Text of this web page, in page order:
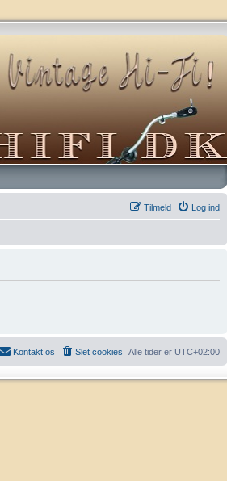
Log ind
Tilmeld
Alle tider er UTC+02:00
Slet cookies
Kontakt os